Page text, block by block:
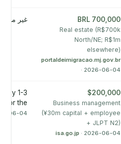
BRL 700,000
Real estate (R$700k
North/NE; R$1m
elsewhere)
portaldeimigracao.mj.gov.br
· 2026-06-04
غير
$200,000
Business management
(¥30m capital + employee
+ JLPT N2)
isa.go.jp · 2026-06-04
1-3
for the
06-04